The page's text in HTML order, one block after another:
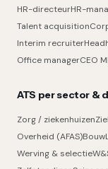
HR-directeurHR-
Talent acquisition
Interim recruiter
Office managerCEO
ATS per sector &
Zorg / ziekenhuizen
Overheid (AFAS)Bouw
Werving & selectie